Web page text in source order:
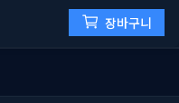
장바구니